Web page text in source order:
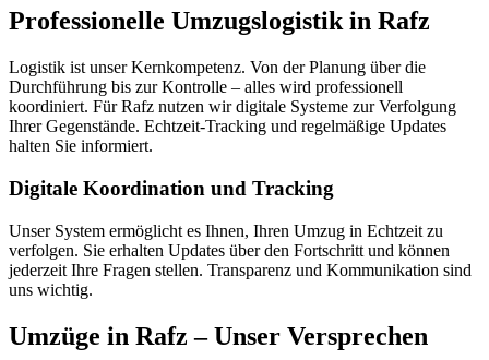
Professionelle Umzugslogistik in Rafz
Logistik ist unser Kernkompetenz. Von der Planung über die
Durchführung bis zur Kontrolle – alles wird professionell
koordiniert. Für Rafz nutzen wir digitale Systeme zur Verfolgung
Ihrer Gegenstände. Echtzeit-Tracking und regelmäßige Updates
halten Sie informiert.
Digitale Koordination und Tracking
Unser System ermöglicht es Ihnen, Ihren Umzug in Echtzeit zu
verfolgen. Sie erhalten Updates über den Fortschritt und können
jederzeit Ihre Fragen stellen. Transparenz und Kommunikation sind
uns wichtig.
Umzüge in Rafz – Unser Versprechen